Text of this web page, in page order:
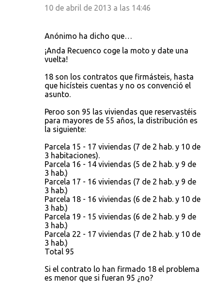
10 de abril de 2013 a las 14:46
Anónimo ha dicho que…
¡Anda Recuenco coge la moto y date una
vuelta!
18 son los contratos que firmásteis, hasta
que hicísteis cuentas y no os convenció el
asunto.
Peroo son 95 las viviendas que reservastéis
para mayores de 55 años, la distribución es
la siguiente:
Parcela 15 - 17 viviendas (7 de 2 hab. y 10 de
3 habitaciones).
Parcela 16 - 14 viviendas (5 de 2 hab. y 9 de
3 hab.)
Parcela 17 - 16 viviendas (7 de 2 hab. y 9 de
3 hab.)
Parcela 18 - 16 viviendas (6 de 2 hab. y 10 de
3 hab.)
Parcela 19 - 15 viviendas (6 de 2 hab. y 9 de
3 hab.)
Parcela 22 - 17 viviendas (7 de 2 hab. y 10 de
3 hab.)
Total 95
Si el contrato lo han firmado 18 el problema
es menor que si fueran 95 ¿no?